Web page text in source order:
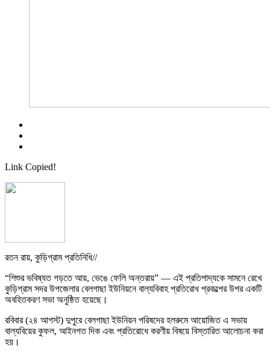
Link Copied!
রতন রায়, কুড়িগ্রাম প্রতিনিধি//
“শিশুর ভবিষ্যত গড়তে আয়, ভেঙে ফেলি অন্তরায়” — এই প্রতিপাদ্যকে সামনে রেখে
কুড়িগ্রাম সদর উপজেলার বেলগাছা ইউনিয়নে বাল্যবিবাহ প্রতিরোধ প্রকল্পের উপর একটি
অবহিতকরণ সভা অনুষ্ঠিত হয়েছে।
রবিবার (২৪ আগস্ট) দুপুরে বেলগাছা ইউনিয়ন পরিষদের হলরুমে আয়োজিত এ সভায়
বাল্যবিয়ের কুফল, আইনগত দিক এবং প্রতিরোধে করণীয় বিষয়ে বিস্তারিত আলোচনা করা
হয়।